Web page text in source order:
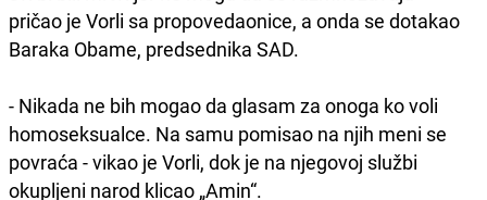
pričao je Vorli sa propovedaonice, a onda se dotakao
Baraka Obame, predsednika SAD.
- Nikada ne bih mogao da glasam za onoga ko voli
homoseksualce. Na samu pomisao na njih meni se
povraća - vikao je Vorli, dok je na njegovoj službi
okupljeni narod klicao „Amin“.